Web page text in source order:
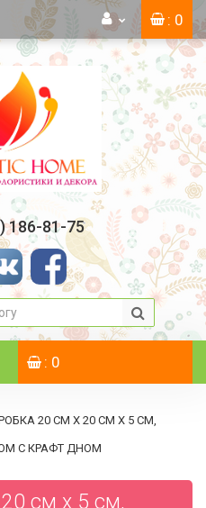
: 0
186-81-75
: 0
20 СМ Х 20 СМ Х 5 СМ,
C КРАФТ ДНОМ
см х 5 см,